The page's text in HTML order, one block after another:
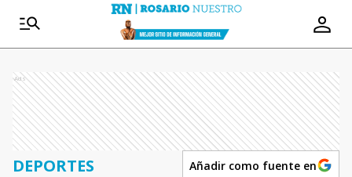
Ads
DEPORTES Añadir como fuente en